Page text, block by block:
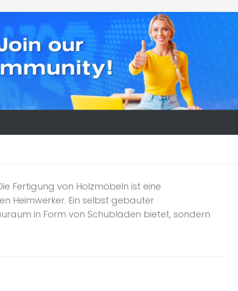
Fertigung von Holzmöbeln ist eine
Heimwerker. Ein selbst gebauter
in Form von Schubläden bietet, sondern